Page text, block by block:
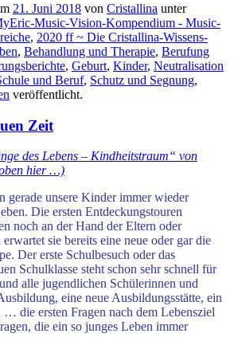
21. Juni 2018 von Cristallina unter
Music-Vision-Kompendium - Music-
, 2020 ff ~ Die Cristallina-Wissens-
, Behandlung und Therapie, Berufung
, Geburt, Kinder, Neutralisation
und Beruf, Schutz und Segnung,
veröffentlicht.
Zeit
des Lebens – Kindheitstraum“ von
hier …)
gerade unsere Kinder immer wieder
Die ersten Entdeckungstouren
noch an der Hand der Eltern oder
sie bereits eine neue oder gar die
Der erste Schulbesuch oder das
Schulklasse steht schon sehr schnell für
alle jugendlichen Schülerinnen und
eine neue Ausbildungsstätte, ein
die ersten Fragen nach dem Lebensziel
die ein so junges Leben immer